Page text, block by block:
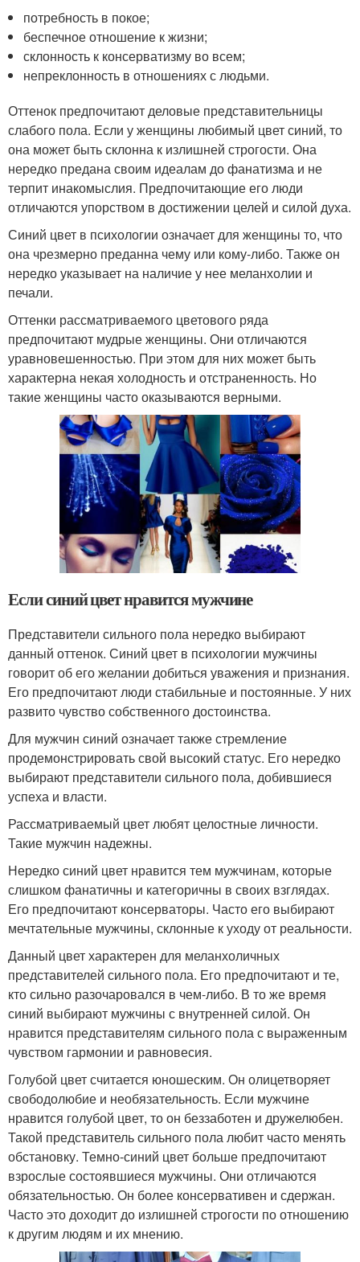
потребность в покое;
беспечное отношение к жизни;
склонность к консерватизму во всем;
непреклонность в отношениях с людьми.
Оттенок предпочитают деловые представительницы
слабого пола. Если у женщины любимый цвет синий, то
она может быть склонна к излишней строгости. Она
нередко предана своим идеалам до фанатизма и не
терпит инакомыслия. Предпочитающие его люди
отличаются упорством в достижении целей и силой духа.
Синий цвет в психологии означает для женщины то, что
она чрезмерно преданна чему или кому-либо. Также он
нередко указывает на наличие у нее меланхолии и
печали.
Оттенки рассматриваемого цветового ряда
предпочитают мудрые женщины. Они отличаются
уравновешенностью. При этом для них может быть
характерна некая холодность и отстраненность. Но
такие женщины часто оказываются верными.
Если синий цвет нравится мужчине
Представители сильного пола нередко выбирают
данный оттенок. Синий цвет в психологии мужчины
говорит об его желании добиться уважения и признания.
Его предпочитают люди стабильные и постоянные. У них
развито чувство собственного достоинства.
Для мужчин синий означает также стремление
продемонстрировать свой высокий статус. Его нередко
выбирают представители сильного пола, добившиеся
успеха и власти.
Рассматриваемый цвет любят целостные личности.
Такие мужчин надежны.
Нередко синий цвет нравится тем мужчинам, которые
слишком фанатичны и категоричны в своих взглядах.
Его предпочитают консерваторы. Часто его выбирают
мечтательные мужчины, склонные к уходу от реальности.
Данный цвет характерен для меланхоличных
представителей сильного пола. Его предпочитают и те,
кто сильно разочаровался в чем-либо. В то же время
синий выбирают мужчины с внутренней силой. Он
нравится представителям сильного пола с выраженным
чувством гармонии и равновесия.
Голубой цвет считается юношеским. Он олицетворяет
свободолюбие и необязательность. Если мужчине
нравится голубой цвет, то он беззаботен и дружелюбен.
Такой представитель сильного пола любит часто менять
обстановку. Темно-синий цвет больше предпочитают
взрослые состоявшиеся мужчины. Они отличаются
обязательностью. Он более консервативен и сдержан.
Часто это доходит до излишней строгости по отношению
к другим людям и их мнению.